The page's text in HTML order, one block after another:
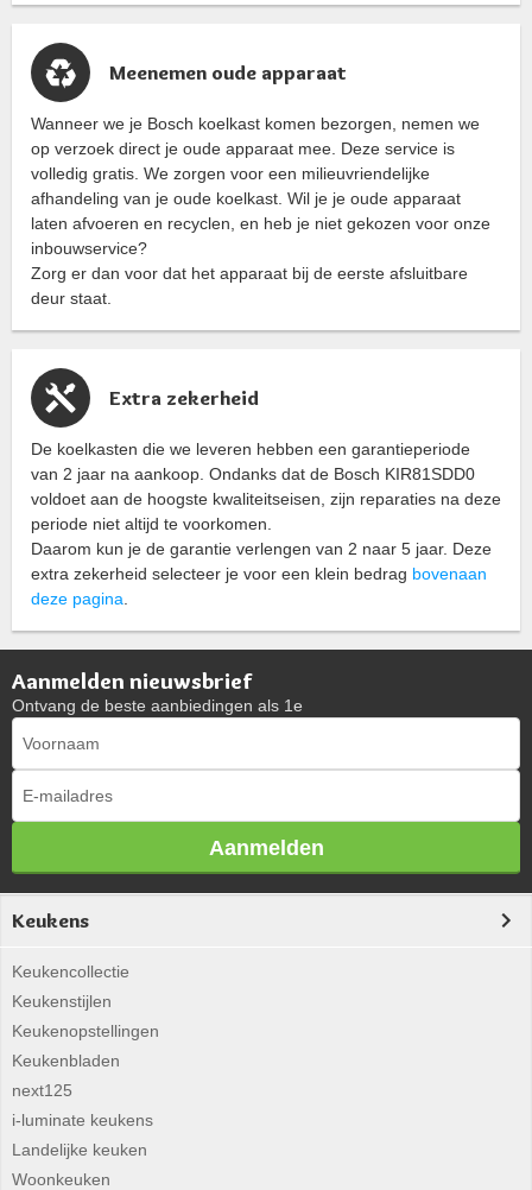
Meenemen oude apparaat
Wanneer we je Bosch koelkast komen bezorgen, nemen we
op verzoek direct je oude apparaat mee. Deze service is
volledig gratis. We zorgen voor een milieuvriendelijke
afhandeling van je oude koelkast. Wil je je oude apparaat
laten afvoeren en recyclen, en heb je niet gekozen voor onze
inbouwservice?
Zorg er dan voor dat het apparaat bij de eerste afsluitbare
deur staat.
Extra zekerheid
De koelkasten die we leveren hebben een garantieperiode
van 2 jaar na aankoop. Ondanks dat de Bosch KIR81SDD0
voldoet aan de hoogste kwaliteitseisen, zijn reparaties na deze
periode niet altijd te voorkomen.
Daarom kun je de garantie verlengen van 2 naar 5 jaar. Deze
extra zekerheid selecteer je voor een klein bedrag bovenaan
deze pagina
Aanmelden nieuwsbrief
Ontvang de beste aanbiedingen als 1e
Aanmelden
Keukens
Keukencollectie
Keukenstijlen
Keukenopstellingen
Keukenbladen
next125
i-luminate keukens
Landelijke keuken
Woonkeuken